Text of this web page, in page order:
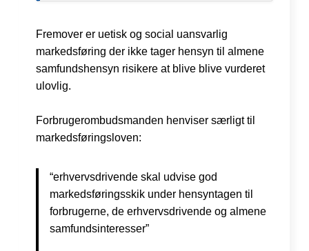
Fremover er uetisk og social uansvarlig
markedsføring der ikke tager hensyn til almene
samfundshensyn risikere at blive blive vurderet
ulovlig.
Forbrugerombudsmanden henviser særligt til
markedsføringsloven:
“erhvervsdrivende skal udvise god
markedsføringsskik under hensyntagen til
forbrugerne, de erhvervsdrivende og almene
samfundsinteresser”